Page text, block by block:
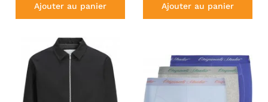
Ajouter au panier Ajouter au panier